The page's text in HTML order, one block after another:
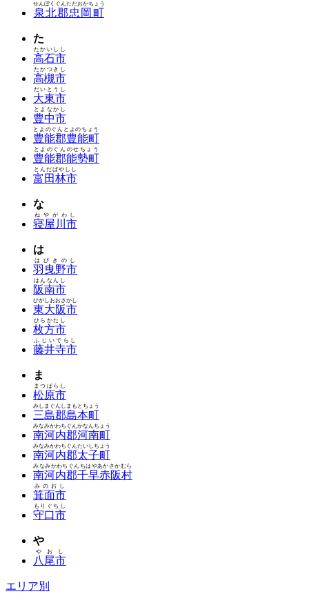
泉北郡忠岡町
せんぼくぐんただおかちょう
た
高石市
たかいしし
高槻市
たかつきし
大東市
だいとうし
豊中市
とよなかし
豊能郡豊能町
とよのぐんとよのちょう
豊能郡能勢町
とよのぐんのせちょう
富田林市
とんだばやしし
な
寝屋川市
ねやがわし
は
羽曳野市
はびきのし
阪南市
はんなんし
東大阪市
ひがしおおさかし
枚方市
ひらかたし
藤井寺市
ふじいでらし
ま
松原市
まつばらし
三島郡島本町
みしまぐんしまもとちょう
南河内郡河南町
みなみかわちぐんかなんちょう
南河内郡太子町
みなみかわちぐんたいしちょう
南河内郡千早赤阪村
みなみかわちぐんちはやあかさかむら
箕面市
みのおし
守口市
もりぐちし
や
八尾市
やおし
エリア別